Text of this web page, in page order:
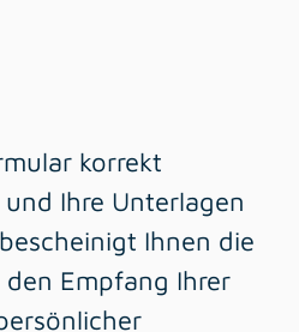
korrekt
Ihre Unterlagen
Ihnen die
Empfang Ihrer